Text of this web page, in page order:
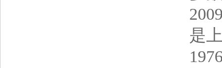
是